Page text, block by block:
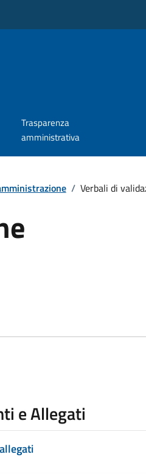
Trasparenza
amministrativa
/ Verbali di
e Allegati